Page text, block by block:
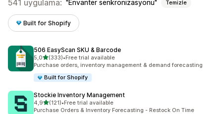
541 uygulama: Envanter senkronizasyonu Temizle
Built for Shopify
506 EasyScan SKU & Barcode
5,05 yıldız üzerinden
(333)
toplam 333 değerlendirme
•Free trial available
Purchase orders, inventory management & demand forecasting
Built for Shopify
Stockie Inventory Management
4,95 yıldız üzerinden
(121)
toplam 121 değerlendirme
•Free trial available
Purchase Orders & Inventory Forecasting - Restock On Time